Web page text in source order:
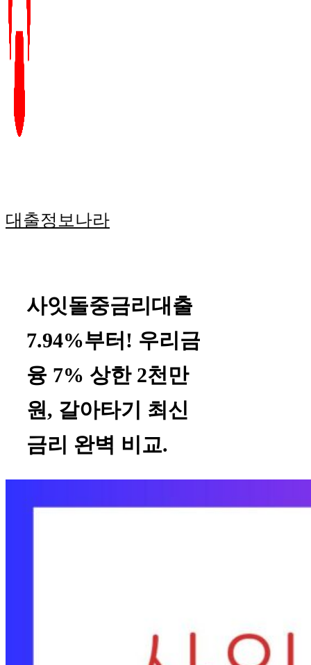
대출정보나라
사잇돌중금리대출
7.94%부터! 우리금
융 7% 상한 2천만
원, 갈아타기 최신
금리 완벽 비교.